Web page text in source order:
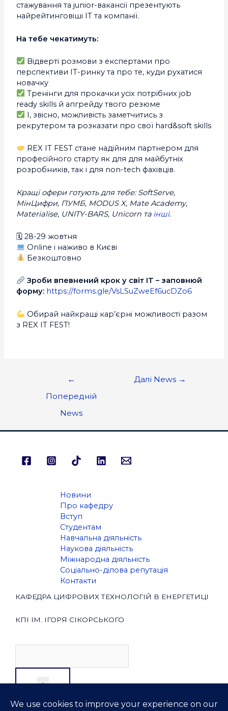
стажування та junior-вакансії презентують
найрейтинговіші IT та компанії.
На тебе чекатимуть:
Відверті розмови з експертами про
перспективи IT-ринку та про те, куди рухатися
новачку
Тренінги для прокачки усіх потрібних job
ready skills й апгрейду твого резюме
І, звісно, можливість заметчитись з
рекрутером та розказати про свої hard&soft skills
REX IT FEST стане надійним партнером для
професійного старту як для для майбутніх
розробників, так і для non-tech фахівців.
Кращі офери готують для тебе: SoftServe,
МінЦифри, ПУМБ, MODUS X, Mate Academy,
Materialise, UNITY-BARS, Unicorn та інші.
🗓 28-29 жовтня
Online і наживо в Києві
Безкоштовно
Зроби впевнений крок у світ IT – заповнюй
форму: https://forms.gle/VsLSuZweEf6ucDZo6
Обирай найкращі кар’єрні можливості разом
з REX IT FEST!
←
Попередній
News
Далі News →
Новини
Про кафедру
Вступ
Студентам
Навчальна діяльність
Наукова діяльність
Міжнародна діяльність
Соціально-ділова репутація
Контакти
КАФЕДРА ЦИФРОВИХ ТЕХНОЛОГІЙ В ЕНЕРГЕТИЦІ
КПІ ІМ. ІГОРЯ СІКОРСЬКОГО